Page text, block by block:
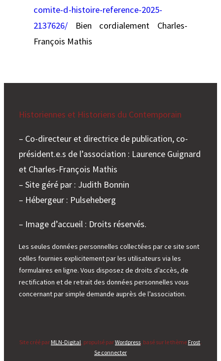
comite-d-histoire-reference-2025-
2137626/ Bien cordialement Charles-
François Mathis
Historiennes et Historiens du Contemporain
– Co-directeur et directrice de publication, co-
président.e.s de l’association : Laurence Guignard
et Charles-François Mathis
– Site géré par : Judith Bonnin
– Hébergeur : Pulseheberg
– Image d’accueil : Droits réservés.
Les seules données personnelles collectées par ce site sont
celles fournies explicitement par les utilisateurs via les
formulaires en ligne. Vous disposez de droits d’accès, de
rectification et de retrait des données personnelles vous
concernant par simple demande auprès de l’association.
Site créé par MLN-Digital , propulsé parWordpress , basé sur le thème Frost.
Se connecter